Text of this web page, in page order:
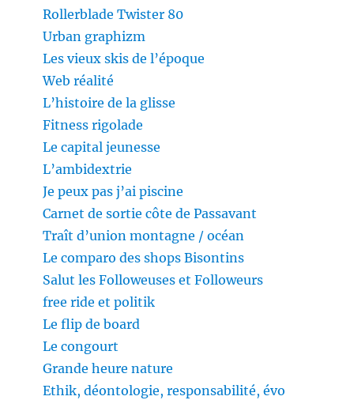
Rollerblade Twister 80
Urban graphizm
Les vieux skis de l’époque
Web réalité
L’histoire de la glisse
Fitness rigolade
Le capital jeunesse
L’ambidextrie
Je peux pas j’ai piscine
Carnet de sortie côte de Passavant
Traît d’union montagne / océan
Le comparo des shops Bisontins
Salut les Followeuses et Followeurs
free ride et politik
Le flip de board
Le congourt
Grande heure nature
Ethik, déontologie, responsabilité, évo